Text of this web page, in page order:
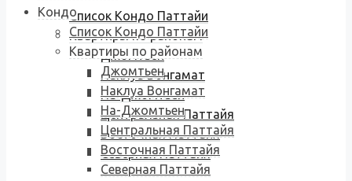
Список Кондо Паттайи
Квартиры по районам
Джомтьен
Наклуа Вонгамат
На-Джомтьен
Центральная Паттайя
Восточная Паттайя
Северная Паттайя
Кондо
Список Кондо Паттайи
Квартиры по районам
Джомтьен
Наклуа Вонгамат
На-Джомтьен
Центральная Паттайя
Восточная Паттайя
Северная Паттайя